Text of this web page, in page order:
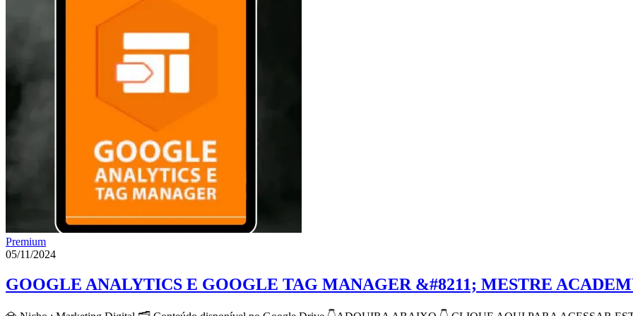
Premium
05/11/2024
GOOGLE ANALYTICS E GOOGLE TAG MANAGER &#8211; MESTRE